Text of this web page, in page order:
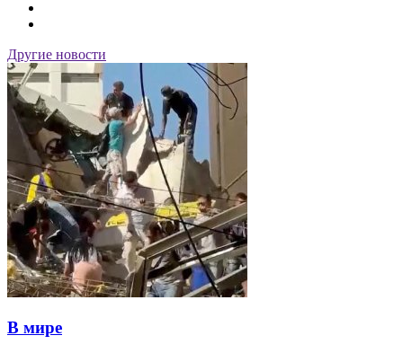
Другие новости
В мире